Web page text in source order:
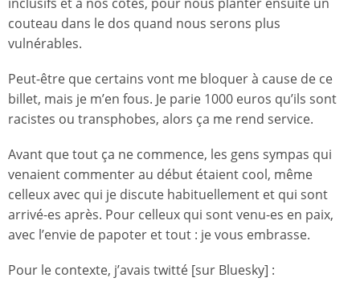
couteau dans le dos quand nous serons plus
vulnérables.
Peut-être que certains vont me bloquer à cause de ce
billet, mais je m’en fous. Je parie 1000 euros qu’ils sont
racistes ou transphobes, alors ça me rend service.
Avant que tout ça ne commence, les gens sympas qui
venaient commenter au début étaient cool, même
celleux avec qui je discute habituellement et qui sont
arrivé-es après. Pour celleux qui sont venu-es en paix,
avec l’envie de papoter et tout : je vous embrasse.
Pour le contexte, j’avais twitté [sur Bluesky] :